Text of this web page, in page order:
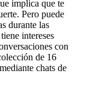
implica que te
Pero puede
durante las
intereses
con
de 16
chats de